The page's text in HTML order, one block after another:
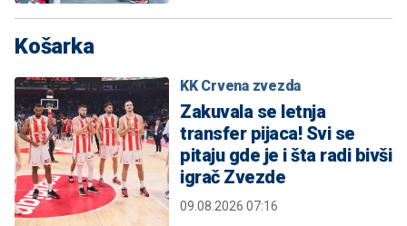
Košarka
KK Crvena zvezda
Zakuvala se letnja
transfer pijaca! Svi se
pitaju gde je i šta radi bivši
igrač Zvezde
09.08.2026 07:16